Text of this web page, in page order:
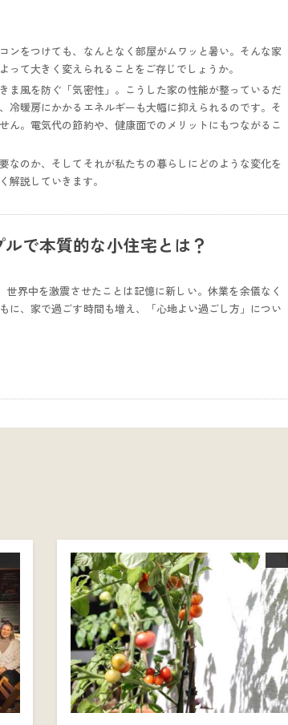
ンをつけても、なんとなく部屋がムワッと暑い。そんな家
て大きく変えられることをご存じでしょうか。
ま風を防ぐ「気密性」。こうした家の性能が整っているだ
冷暖房にかかるエネルギーも大幅に抑えられるのです。そ
ん。電気代の節約や、健康面でのメリットにもつながるこ
なのか、そしてそれが私たちの暮らしにどのような変化を
解説していきます。
で本質的な小住宅とは？
界中を激震させたことは記憶に新しい。休業を余儀なく
に、家で過ごす時間も増え、「心地よい過ごし方」につい